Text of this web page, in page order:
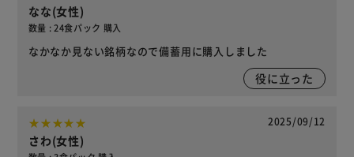
なな(女性)
数量 : 24食パック 購入
なかなか見ない銘柄なので備蓄用に購入しました
役に立った
2025/09/12
さわ(女性)